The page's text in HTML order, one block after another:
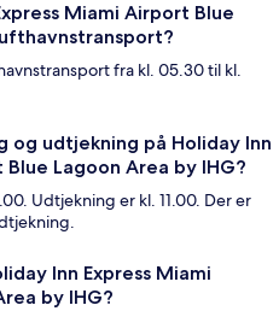
Miami Airport Blue
fra kl. 05.30 til kl.
og udtjekning på Holiday Inn
Lagoon Area by IHG?
Udtjekning er kl. 11.00. Der er
Inn Express Miami
by IHG?